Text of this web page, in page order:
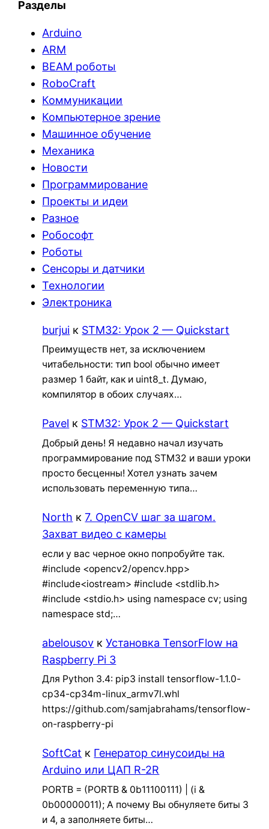
Разделы
Arduino
ARM
BEAM роботы
RoboCraft
Коммуникации
Компьютерное зрение
Машинное обучение
Механика
Новости
Программирование
Проекты и идеи
Разное
Робософт
Роботы
Сенсоры и датчики
Технологии
Электроника
burjui к STM32: Урок 2 — Quickstart
Преимуществ нет, за исключением
читабельности: тип bool обычно имеет
размер 1 байт, как и uint8_t. Думаю,
компилятор в обоих случаях…
Pavel к STM32: Урок 2 — Quickstart
Добрый день! Я недавно начал изучать
программирование под STM32 и ваши уроки
просто бесценны! Хотел узнать зачем
использовать переменную типа…
North к7. OpenCV шаг за шагом.
Захват видео с камеры
если у вас черное окно попробуйте так.
#include <opencv2/opencv.hpp>
#include<iostream> #include <stdlib.h>
#include <stdio.h> using namespace cv; using
namespace std;…
abelousov кУстановка TensorFlow на
Raspberry Pi 3
Для Python 3.4: pip3 install tensorflow-1.1.0-
cp34-cp34m-linux_armv7l.whl
https://github.com/samjabrahams/tensorflow-
on-raspberry-pi
SoftCat к Генератор синусоиды на
Arduino или ЦАП R-2R
PORTB = (PORTB & 0b11100111) | (i &
0b00000011); А почему Вы обнуляете биты 3
и 4, а заполняете биты…